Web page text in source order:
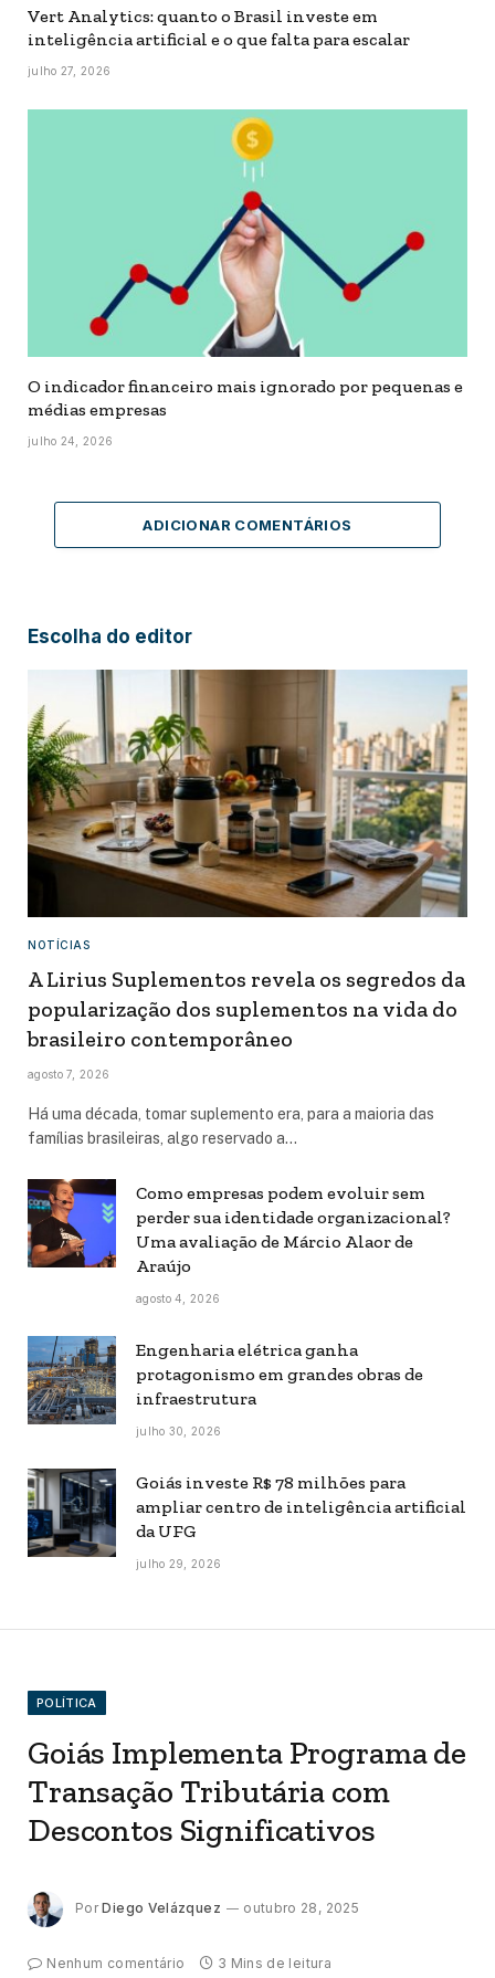
Vert Analytics: quanto o Brasil investe em
inteligência artificial e o que falta para escalar
julho 27, 2026
O indicador financeiro mais ignorado por pequenas e
médias empresas
julho 24, 2026
ADICIONAR COMENTÁRIOS
Escolha do editor
NOTÍCIAS
A Lirius Suplementos revela os segredos da
popularização dos suplementos na vida do
brasileiro contemporâneo
agosto 7, 2026
Há uma década, tomar suplemento era, para a maioria das
famílias brasileiras, algo reservado a…
Como empresas podem evoluir sem
perder sua identidade organizacional?
Uma avaliação de Márcio Alaor de
Araújo
agosto 4, 2026
Engenharia elétrica ganha
protagonismo em grandes obras de
infraestrutura
julho 30, 2026
Goiás investe R$ 78 milhões para
ampliar centro de inteligência artificial
da UFG
julho 29, 2026
POLÍTICA
Goiás Implementa Programa de
Transação Tributária com
Descontos Significativos
Por Diego Velázquez outubro 28, 2025
Nenhum comentário 3 Mins de leitura